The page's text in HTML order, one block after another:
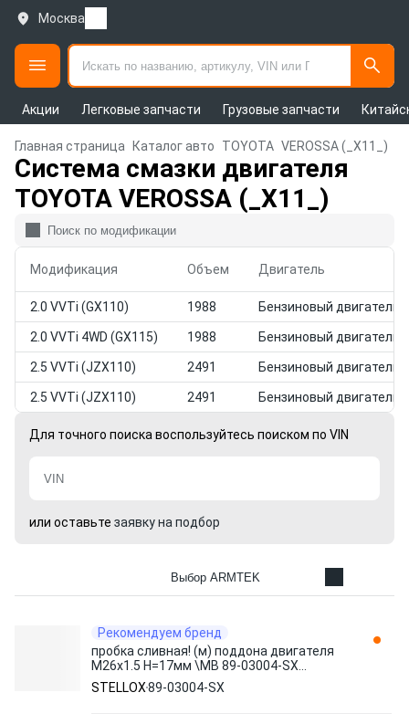
Москва
Акции Легковые запчасти Грузовые запчасти
Главная страница Каталог авто TOYOTA VEROSSA (_X11_)
Система смазки двигателя
TOYOTA VEROSSA (_X11_)
Модификация Объем Двигатель
2.0 VVTi (GX110) 1988 Бензиновый двигатель
2.0 VVTi 4WD (GX115) 1988 Бензиновый двигатель
2.5 VVTi (JZX110) 2491 Бензиновый двигатель
2.5 VVTi (JZX110) 2491 Бензиновый двигатель
Для точного поиска воспользуйтесь поиском по VIN
или оставьте заявку на подбор
Выбор ARMTEK
Рекомендуем бренд
пробка сливная! (м) поддона двигателя
M26x1.5 H=17мм \MB 89-03004-SX
STELLOX
STELLOX89-03004-SX